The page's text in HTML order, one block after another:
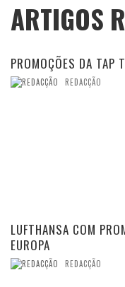
ARTIGOS
PROMOÇÕES DA TAP
REDACÇÃO
LUFTHANSA COM
EUROPA
REDACÇÃO